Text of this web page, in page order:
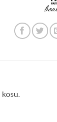
kosu.